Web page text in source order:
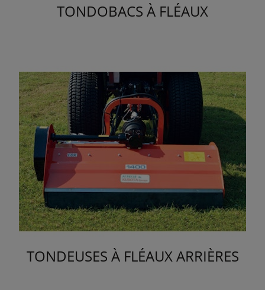
TONDOBACS À FLÉAUX
TONDEUSES À FLÉAUX ARRIÈRES